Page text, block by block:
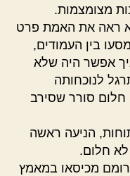
מצומצמות.
ראה את האמת פרט
בין העמודים,
אפשר היה שלא
לנוכחותה
חלום סורר שסירב
הניעה ראשה
חלום.
מכיסאו במאמץ